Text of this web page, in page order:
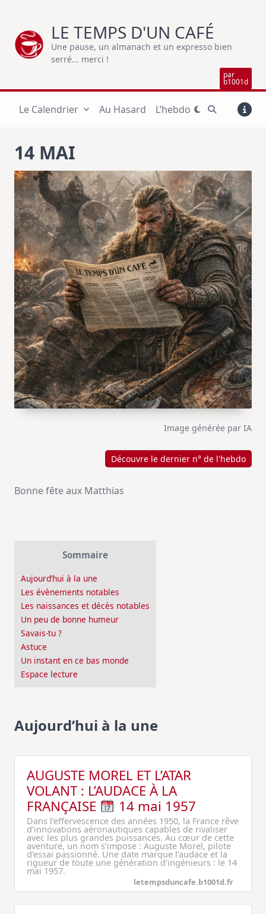
content
LE TEMPS D'UN CAFÉ
Une pause, un almanach et un expresso bien
serré... merci !
par
b1001d
Le Calendrier Au Hasard L’hebdo
14 MAI
Image générée par IA
Découvre le dernier n° de l'hebdo
Bonne fête aux Matthias
Sommaire
Aujourd’hui à la une
Les évènements notables
Les naissances et décès notables
Un peu de bonne humeur
Savais-tu ?
Astuce
Un instant en ce bas monde
Espace lecture
Aujourd’hui à la une
AUGUSTE MOREL ET L’ATAR
VOLANT : L’AUDACE À LA
FRANÇAISE
14 mai 1957
Dans l’effervescence des années 1950, la France rêve
d’innovations aéronautiques capables de rivaliser
avec les plus grandes puissances. Au cœur de cette
aventure, un nom s’impose : Auguste Morel, pilote
d’essai passionné. Une date marque l’audace et la
rigueur de toute une génération d’ingénieurs : le 14
mai 1957.
letempsduncafe.b1001d.fr